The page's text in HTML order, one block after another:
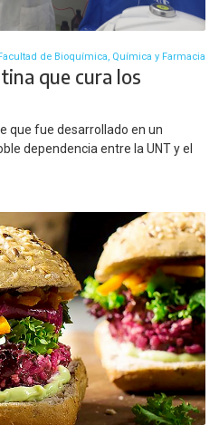
de Bioquímica, Química y Farmacia
que cura los
que fue desarrollado en un
dependencia entre la UNT y el